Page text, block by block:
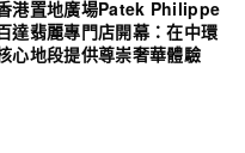
港置地廣場Patek Philippe
達翡麗專門店開幕：在中環
心地段提供尊崇奢華體驗